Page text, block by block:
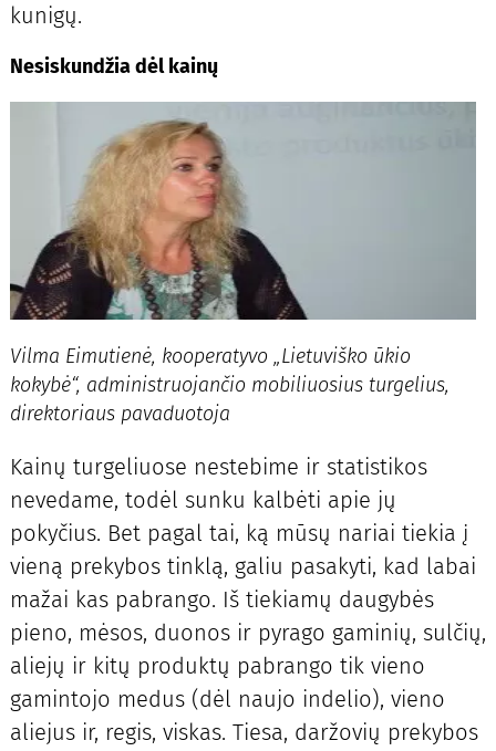
kunigų.
Nesiskundžia dėl kainų
Vilma Eimutienė, kooperatyvo „Lietuviško ūkio
kokybė“, administruojančio mobiliuosius turgelius,
direktoriaus pavaduotoja
Kainų turgeliuose nestebime ir statistikos
nevedame, todėl sunku kalbėti apie jų
pokyčius. Bet pagal tai, ką mūsų nariai tiekia į
vieną prekybos tinklą, galiu pasakyti, kad labai
mažai kas pabrango. Iš tiekiamų daugybės
pieno, mėsos, duonos ir pyrago gaminių, sulčių,
aliejų ir kitų produktų pabrango tik vieno
gamintojo medus (dėl naujo indelio), vieno
aliejus ir, regis, viskas. Tiesa, daržovių prekybos